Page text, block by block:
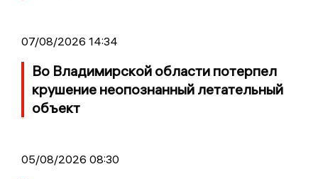
07/08/2026 14:34
Во Владимирской области потерпел
крушение неопознанный летательный
объект
05/08/2026 08:30